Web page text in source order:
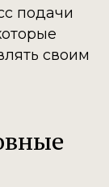
подачи
своим